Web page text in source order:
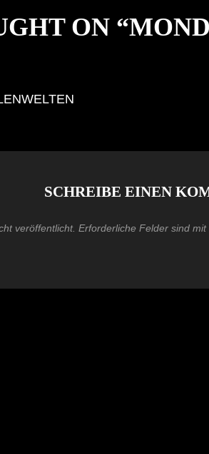
ON “
SCHREIBE EINEN
veröffentlicht. Erforderliche Felder sind mit